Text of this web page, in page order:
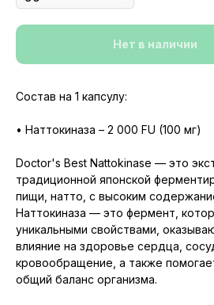
Нет в наличии
Состав на 1 капсулу:
• Наттокиназа – 2 000 FU (100 мг)
Doctor's Best Nattokinase — это
традиционной японской
пищи, натто, с высоким
Наттокиназа — это фермент,
уникальными свойствами,
влияние на здоровье сердца,
кровообращение, а также
общий баланс организма.